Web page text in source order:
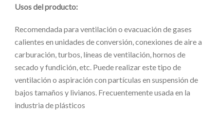
Usos del producto:
Recomendada para ventilación o evacuación de gases
calientes en unidades de conversión, conexiones de aire a
carburación, turbos, líneas de ventilación, hornos de
secado y fundición, etc. Puede realizar este tipo de
ventilación o aspiración con partículas en suspensión de
bajos tamaños y livianos. Frecuentemente usada en la
industria de plásticos